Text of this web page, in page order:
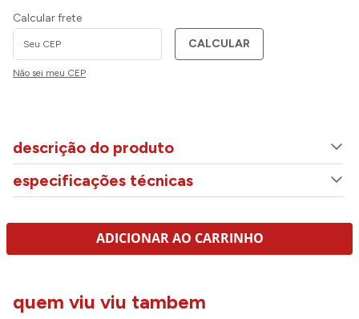
Calcular frete
CALCULAR
Não sei meu CEP
descrição do produto
especificações técnicas
ADICIONAR AO CARRINHO
quem viu viu tambem